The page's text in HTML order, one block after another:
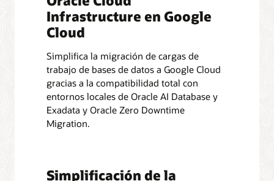
Infrastructure en Google
Cloud
Simplifica la migración de cargas de
trabajo de bases de datos a Google Cloud
gracias a la compatibilidad total con
entornos locales de Oracle AI Database y
Exadata y Oracle Zero Downtime
Migration.
Simplificación de la